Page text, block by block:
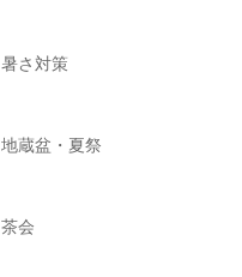
暑さ対策
地蔵盆・夏祭
茶会